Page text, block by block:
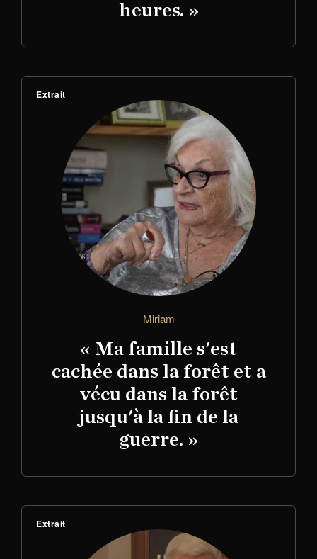
heures. »
Extrait
Miriam
« Ma famille s'est
cachée dans la forêt et a
vécu dans la forêt
jusqu'à la fin de la
guerre. »
Extrait